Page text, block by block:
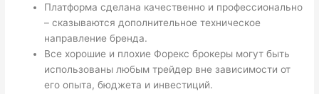
Платформа сделана качественно и профессионально
– сказываются дополнительное техническое
направление бренда.
Все хорошие и плохие Форекс брокеры могут быть
использованы любым трейдер вне зависимости от
его опыта, бюджета и инвестиций.